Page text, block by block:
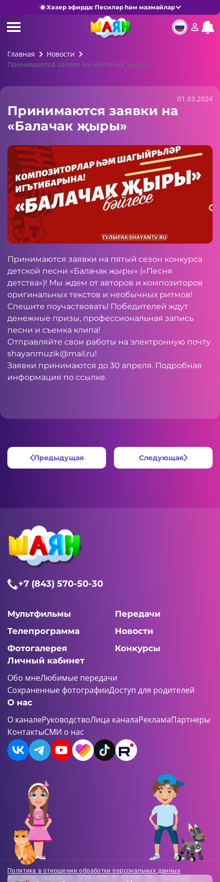
Хәзер эфирда: Песиләр һәм маэмайлар
Главная
Новости
Принимаются заявки на «Балачак җыры»
01.03.2024
Принимаются заявки на
«Балачак җыры»
Принимаются заявки на пятый сезон конкурса
детской песни «Балачак җыры» («Песня
детства»)! Мы ждем от авторов и композиторов
оригинальных текстов и необычных ритмов!
Спешите поучаствовать! Победителей ждут
денежные призы, профессиональная запись
песни и съемка клипа!
Отправляйте свои работы на электронную почту
shayanmuzik@mail.ru!
Заявки принимаются до 30 апреля. Подробная
информация по ссылке.
Предыдущая Следующая
+7 (843) 570-50-30
Мультфильмы
Передачи
Телепрограмма
Новости
Фотогалерея
Конкурсы
Личный кабинет
Обо мнеЛюбимые передачи
Сохраненные фотографииДоступ для родителей
О нас
О каналеРуководствоЛица каналаРекламаПартнеры
КонтактыСМИ о нас
Политика в отношении обработки персональных данных
Все права защищены. 2018-2026 © «ШАЯН ТВ». Телеканал